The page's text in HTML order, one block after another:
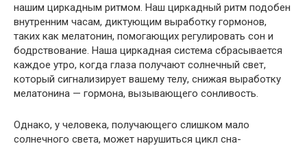
нашим циркадным ритмом. Наш циркадный ритм подобен
внутренним часам, диктующим выработку гормонов,
таких как мелатонин, помогающих регулировать сон и
бодрствование. Наша циркадная система сбрасывается
каждое утро, когда глаза получают солнечный свет,
который сигнализирует вашему телу, снижая выработку
мелатонина — гормона, вызывающего сонливость.
Однако, у человека, получающего слишком мало
солнечного света, может нарушиться цикл сна-